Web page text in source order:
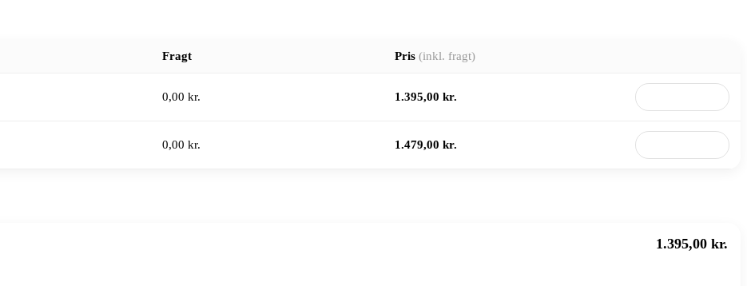
Fragt Pris (inkl. fragt)
0,00 kr. 1.395,00 kr.
0,00 kr. 1.479,00 kr.
1.395,00 kr.